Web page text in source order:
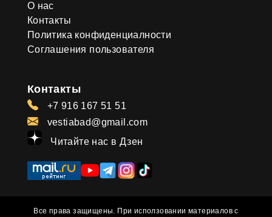
О нас
Контакты
Политика конфиденциалности
Соглашения пользователя
Контакты
+7 916 167 51 51
vestiabad@gmail.com
Читайте нас в Дзен
Все права защищены. При исползовании материалов с